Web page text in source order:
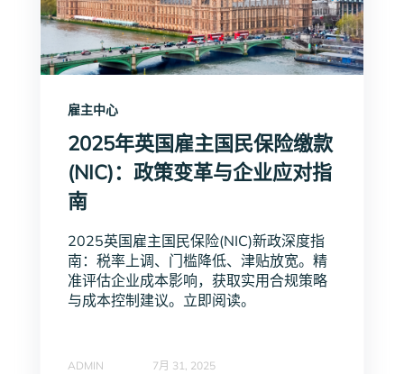
雇主中心
2025年英国雇主国民保险缴款
(NIC)：政策变革与企业应对指
南
2025英国雇主国民保险(NIC)新政深度指
南：税率上调、门槛降低、津贴放宽。精
准评估企业成本影响，获取实用合规策略
与成本控制建议。立即阅读。
ADMIN 7月 31, 2025